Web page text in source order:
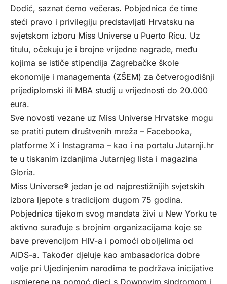
Dodić, saznat ćemo večeras. Pobjednica će time
steći pravo i privilegiju predstavljati Hrvatsku na
svjetskom izboru Miss Universe u Puerto Ricu. Uz
titulu, očekuju je i brojne vrijedne nagrade, među
kojima se ističe stipendija Zagrebačke škole
ekonomije i managementa (ZŠEM) za četverogodišnji
prijediplomski ili MBA studij u vrijednosti do 20.000
eura.
Sve novosti vezane uz Miss Universe Hrvatske mogu
se pratiti putem društvenih mreža – Facebooka,
platforme X i Instagrama – kao i na portalu Jutarnji.hr
te u tiskanim izdanjima Jutarnjeg lista i magazina
Gloria.
Miss Universe® jedan je od najprestižnijih svjetskih
izbora ljepote s tradicijom dugom 75 godina.
Pobjednica tijekom svog mandata živi u New Yorku te
aktivno surađuje s brojnim organizacijama koje se
bave prevencijom HIV-a i pomoći oboljelima od
AIDS-a. Također djeluje kao ambasadorica dobre
volje pri Ujedinjenim narodima te podržava inicijative
usmjerene na pomoć djeci s Downovim sindromom i